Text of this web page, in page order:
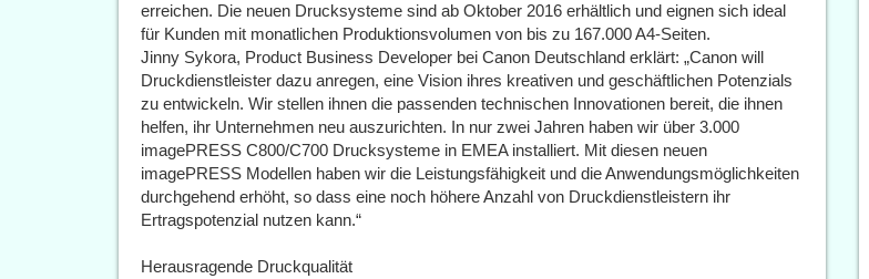
erreichen. Die neuen Drucksysteme sind ab Oktober 2016 erhältlich und eignen sich ideal
für Kunden mit monatlichen Produktionsvolumen von bis zu 167.000 A4-Seiten.
Jinny Sykora, Product Business Developer bei Canon Deutschland erklärt: „Canon will
Druckdienstleister dazu anregen, eine Vision ihres kreativen und geschäftlichen Potenzials
zu entwickeln. Wir stellen ihnen die passenden technischen Innovationen bereit, die ihnen
helfen, ihr Unternehmen neu auszurichten. In nur zwei Jahren haben wir über 3.000
imagePRESS C800/C700 Drucksysteme in EMEA installiert. Mit diesen neuen
imagePRESS Modellen haben wir die Leistungsfähigkeit und die Anwendungsmöglichkeiten
durchgehend erhöht, so dass eine noch höhere Anzahl von Druckdienstleistern ihr
Ertragspotenzial nutzen kann.“
Herausragende Druckqualität